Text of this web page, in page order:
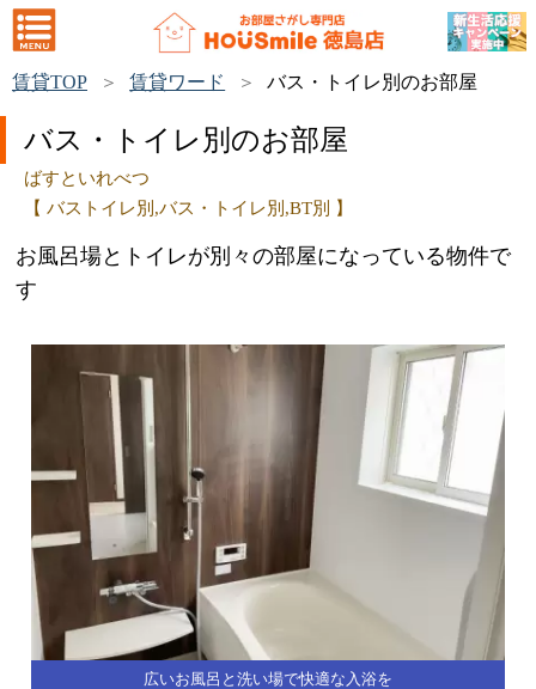
賃貸TOP 賃貸ワード バス・トイレ別のお部屋
バス・トイレ別のお部屋
ばすといれべつ
【 バストイレ別,バス・トイレ別,BT別 】
お風呂場とトイレが別々の部屋になっている物件で
す
広いお風呂と洗い場で快適な入浴を